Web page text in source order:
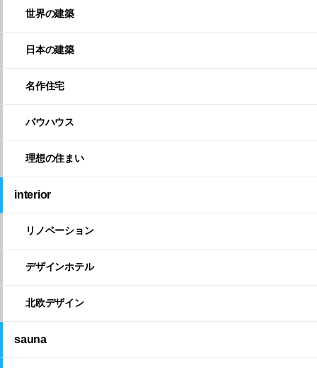
世界の建築
日本の建築
名作住宅
バウハウス
理想の住まい
interior
リノベーション
デザインホテル
北欧デザイン
sauna